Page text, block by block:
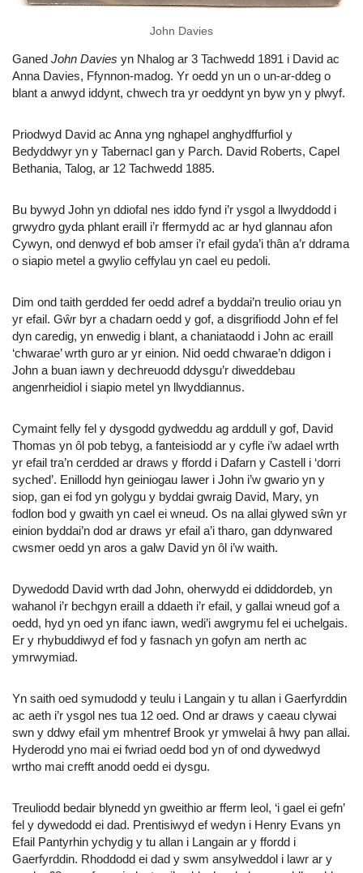
John Davies
Ganed John Davies yn Nhalog ar 3 Tachwedd 1891 i David ac
Anna Davies, Ffynnon-madog. Yr oedd yn un o un-ar-ddeg o
blant a anwyd iddynt, chwech tra yr oeddynt yn byw yn y plwyf.
Priodwyd David ac Anna yng nghapel anghydffurfiol y
Bedyddwyr yn y Tabernacl gan y Parch. David Roberts, Capel
Bethania, Talog, ar 12 Tachwedd 1885.
Bu bywyd John yn ddiofal nes iddo fynd i’r ysgol a llwyddodd i
grwydro gyda phlant eraill i’r ffermydd ac ar hyd glannau afon
Cywyn, ond denwyd ef bob amser i’r efail gyda’i thân a’r ddrama
o siapio metel a gwylio ceffylau yn cael eu pedoli.
Dim ond taith gerdded fer oedd adref a byddai’n treulio oriau yn
yr efail. Gŵr byr a chadarn oedd y gof, a disgrifiodd John ef fel
dyn caredig, yn enwedig i blant, a chaniataodd i John ac eraill
‘chwarae’ wrth guro ar yr einion. Nid oedd chwarae’n ddigon i
John a buan iawn y dechreuodd ddysgu’r diweddebau
angenrheidiol i siapio metel yn llwyddiannus.
Cymaint felly fel y dysgodd gydweddu ag arddull y gof, David
Thomas yn ôl pob tebyg, a fanteisiodd ar y cyfle i’w adael wrth
yr efail tra’n cerdded ar draws y ffordd i Dafarn y Castell i ‘dorri
syched’. Enillodd hyn geiniogau lawer i John i’w gwario yn y
siop, gan ei fod yn golygu y byddai gwraig David, Mary, yn
fodlon bod y gwaith yn cael ei wneud. Os na allai glywed sŵn yr
einion byddai’n dod ar draws yr efail a’i tharo, gan ddynwared
cwsmer oedd yn aros a galw David yn ôl i’w waith.
Dywedodd David wrth dad John, oherwydd ei ddiddordeb, yn
wahanol i’r bechgyn eraill a ddaeth i’r efail, y gallai wneud gof a
oedd, hyd yn oed yn ifanc iawn, wedi’i awgrymu fel ei uchelgais.
Er y rhybuddiwyd ef fod y fasnach yn gofyn am nerth ac
ymrwymiad.
Yn saith oed symudodd y teulu i Langain y tu allan i Gaerfyrddin
ac aeth i’r ysgol nes tua 12 oed. Ond ar draws y caeau clywai
swn y ddwy efail ym mhentref Brook yr ymwelai â hwy pan allai.
Hyderodd yno mai ei fwriad oedd bod yn of ond dywedwyd
wrtho mai crefft anodd oedd ei dysgu.
Treuliodd bedair blynedd yn gweithio ar fferm leol, ‘i gael ei gefn’
fel y dywedodd ei dad. Prentisiwyd ef wedyn i Henry Evans yn
Efail Pantyrhin ychydig y tu allan i Langain ar y ffordd i
Gaerfyrddin. Rhoddodd ei dad y swm ansylweddol i lawr ar y